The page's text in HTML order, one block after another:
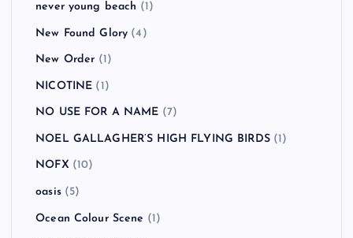
never young beach (1)
New Found Glory (4)
New Order (1)
NICOTINE (1)
NO USE FOR A NAME (7)
NOEL GALLAGHER’S HIGH FLYING BIRDS(1)
NOFX (10)
oasis(5)
Ocean Colour Scene (1)